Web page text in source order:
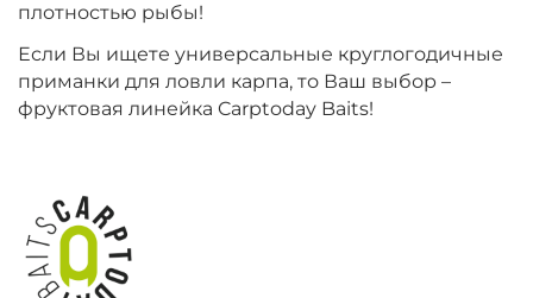
Диаметр:
Вкус:
Диаметр:
Вкус:
плотностью рыбы!
Если Вы ищете универсальные круглогодичные
приманки для ловли карпа, то Ваш выбор –
фруктовая линейка Carptoday Baits!